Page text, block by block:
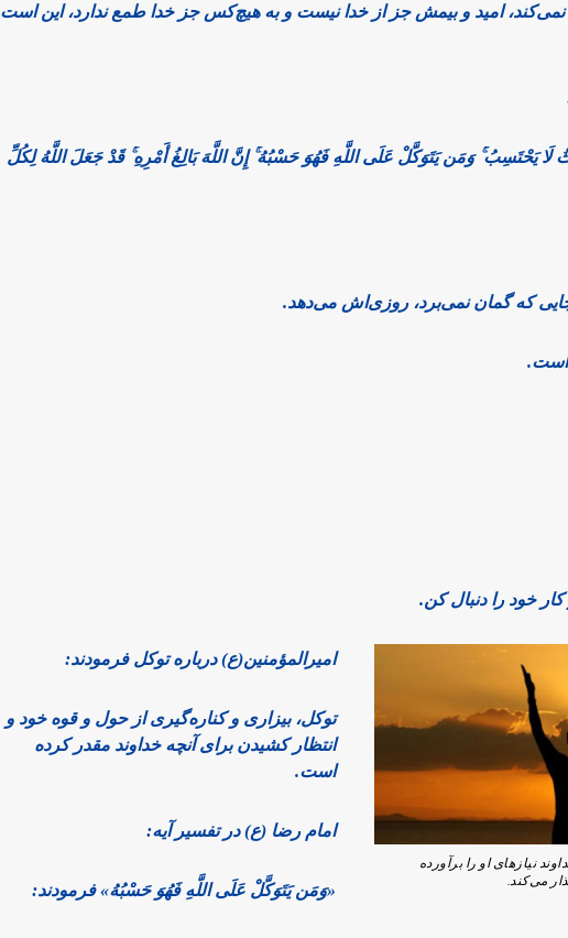
نمی‌کند، امید و بیمش جز از خدا نیست و به هیچ‌کس جز خدا طمع ندارد، این است
یَحْتَسِبُ ۚ وَمَن یَتَوَکَّلْ عَلَى اللَّهِ فَهُوَ حَسْبُهُ ۚ إِنَّ اللَّهَ بَالِغُ أَمْرِهِ ۚ قَدْ جَعَلَ اللَّهُ لِکُلِّ
جایی که گمان نمی‌برد، روزی‌اش می‌دهد.
است.
خود را دنبال کن.
نیازهای او را برآورده
می‌کند.
امیرالمؤمنین(ع) درباره توکل فرمودند:
توکل، بیزاری و کناره‌گیری از حول و قوه خود و
انتظار کشیدن برای آنچه خداوند مقدر کرده
است.
امام رضا (ع) در تفسیر آیه:
«وَمَن یَتَوَکَّلْ عَلَى اللَّهِ فَهُوَ حَسْبُهُ» فرمودند: